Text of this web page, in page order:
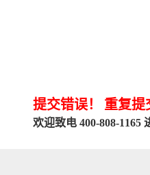
提交错误！ 重复提
欢迎致电 400-808-1165